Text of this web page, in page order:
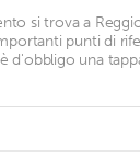
si trova a
punti di
d'obbligo una